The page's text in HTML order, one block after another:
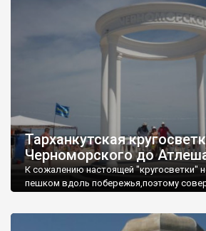
Тарханкутская
Черноморского до
К сожалению настоящей "кругосветки"
пешком вдоль побережья,поэтому